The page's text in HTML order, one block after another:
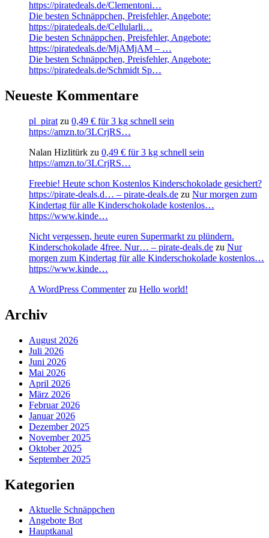
https://piratedeals.de/Clementoni…
Die besten Schnäppchen, Preisfehler, Angebote:
https://piratedeals.de/Cellularli…
Die besten Schnäppchen, Preisfehler, Angebote:
https://piratedeals.de/MjAMjAM – …
Die besten Schnäppchen, Preisfehler, Angebote:
https://piratedeals.de/Schmidt Sp…
Neueste Kommentare
pl_pirat zu 0,49 € für 3 kg schnell sein
https://amzn.to/3LCrjRS…
Nalan Hizlitürk zu 0,49 € für 3 kg schnell sein
https://amzn.to/3LCrjRS…
Freebie! Heute schon Kostenlos Kinderschokolade gesichert?
https://pirate-deals.d… – pirate-deals.de zu Nur morgen zum
Kindertag für alle Kinderschokolade kostenlos…
https://www.kinde…
Nicht vergessen, heute euren Supermarkt zu plündern.
Kinderschokolade 4free. Nur… – pirate-deals.de zu Nur
morgen zum Kindertag für alle Kinderschokolade kostenlos…
https://www.kinde…
A WordPress Commenterzu Hello world!
Archiv
August 2026
Juli 2026
Juni 2026
Mai 2026
April 2026
März 2026
Februar 2026
Januar 2026
Dezember 2025
November 2025
Oktober 2025
September 2025
Kategorien
Aktuelle Schnäppchen
Angebote Bot
Hauptkanal